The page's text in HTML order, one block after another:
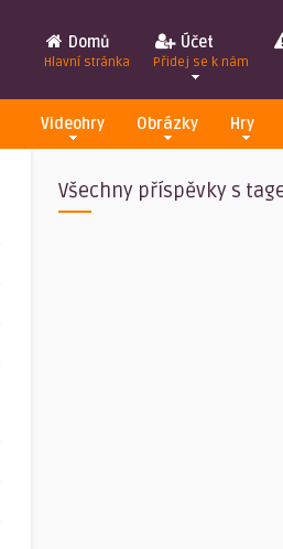
Domů
Hlavní stránka
Účet
Přidej se k nám
Videohry Obrázky Hry
Všechny příspěvky s